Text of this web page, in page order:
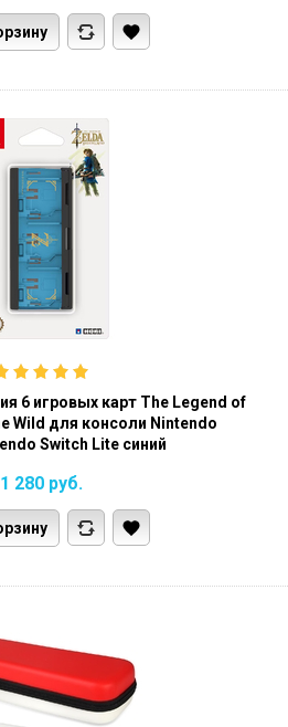
6 игровых карт The Legend of
Wild для консоли Nintendo
Switch Lite синий
1 280 руб.